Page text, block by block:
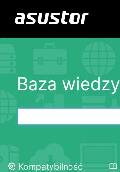
Baza wiedzy
Kompatybilność